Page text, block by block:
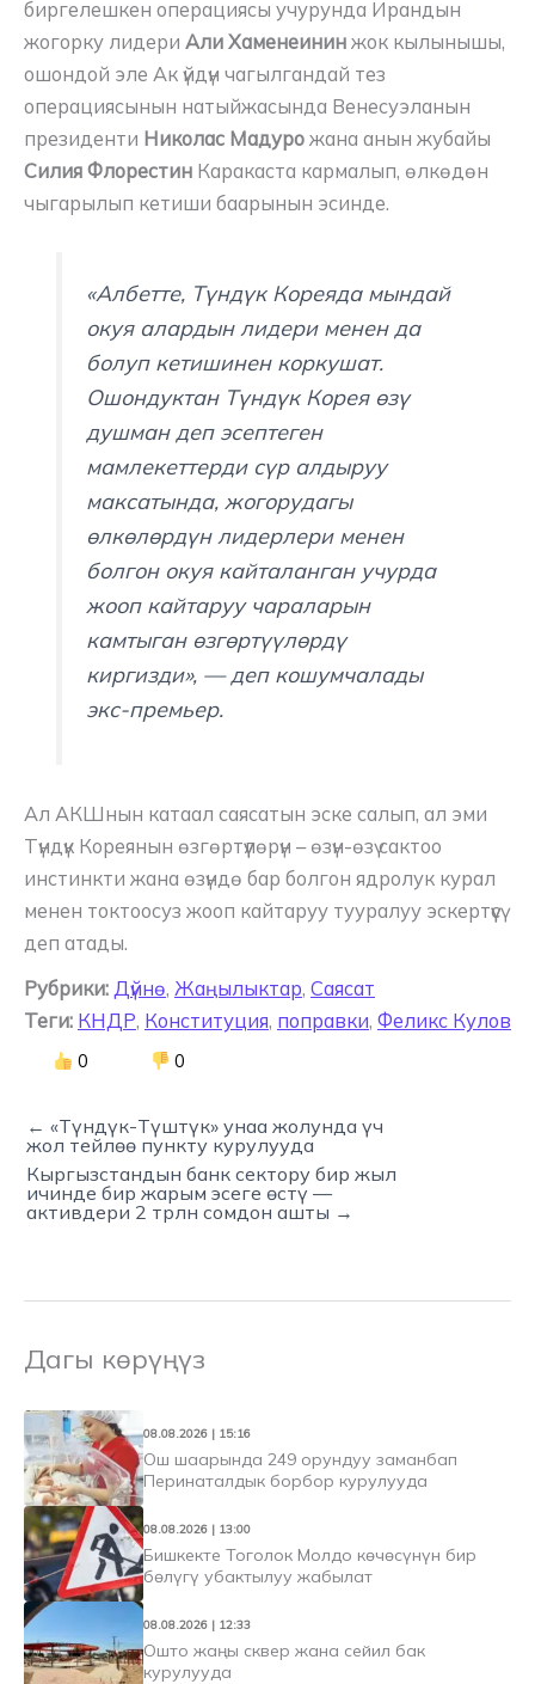
биргелешкен операциясы учурунда Ирандын
жогорку лидери Али Хаменеинин жок кылынышы,
ошондой эле Ак үйдүн чагылгандай тез
операциясынын натыйжасында Венесуэланын
президенти Николас Мадуро жана анын жубайы
Силия Флорестин Каракаста кармалып, өлкөдөн
чыгарылып кетиши баарынын эсинде.
«Албетте, Түндүк Кореяда мындай
окуя алардын лидери менен да
болуп кетишинен коркушат.
Ошондуктан Түндүк Корея өзү
душман деп эсептеген
мамлекеттерди сүр алдыруу
максатында, жогорудагы
өлкөлөрдүн лидерлери менен
болгон окуя кайталанган учурда
жооп кайтаруу чараларын
камтыган өзгөртүүлөрдү
киргизди», — деп кошумчалады
экс-премьер.
Ал АКШнын катаал саясатын эске салып, ал эми
Түндүк Кореянын өзгөртүүлөрүн – өзүн-өзү сактоо
инстинкти жана өзүндө бар болгон ядролук курал
менен токтоосуз жооп кайтаруу тууралуу эскертүүсү
деп атады.
Рубрики: Дүйнө, Жаңылыктар, Саясат
Теги: КНДР, Конституция, поправки, Феликс Кулов
0 0
← «Түндүк-Түштүк» унаа жолунда үч
жол тейлөө пункту курулууда
Кыргызстандын банк сектору бир жыл
ичинде бир жарым эсеге өстү —
активдери 2 трлн сомдон ашты →
Дагы көрүңүз
08.08.2026 | 15:16
Ош шаарында 249 орундуу заманбап
Перинаталдык борбор курулууда
08.08.2026 | 13:00
Бишкекте Тоголок Молдо көчөсүнүн бир
бөлүгү убактылуу жабылат
08.08.2026 | 12:33
Ошто жаңы сквер жана сейил бак
курулууда